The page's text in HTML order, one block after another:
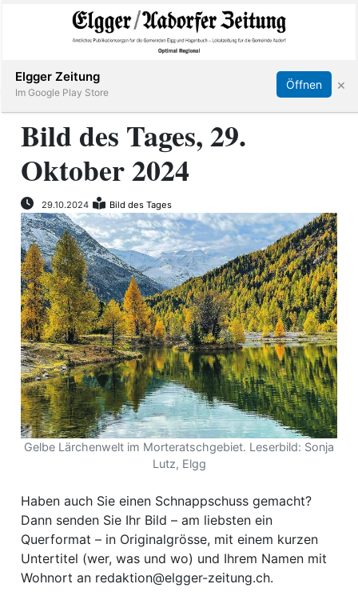
Elgg
Aadorf
Hagenbuch
E-
Paper
App
Region
Abonnieren Online Anmelden Anmelden
Bild des Tages, 29.
Oktober 2024
29.10.2024 Bild des Tages
Gelbe Lärchenwelt im Morteratschgebiet. Leserbild: Sonja
Lutz, Elgg
Haben auch Sie einen Schnappschuss gemacht?
Dann senden Sie Ihr Bild – am liebsten ein
Querformat – in Originalgrösse, mit einem kurzen
Untertitel (wer, was und wo) und Ihrem Namen mit
Wohnort an redaktion@elgger-zeitung.ch.
Elgger Zeitung
Im Google Play Store
Öffnen ×